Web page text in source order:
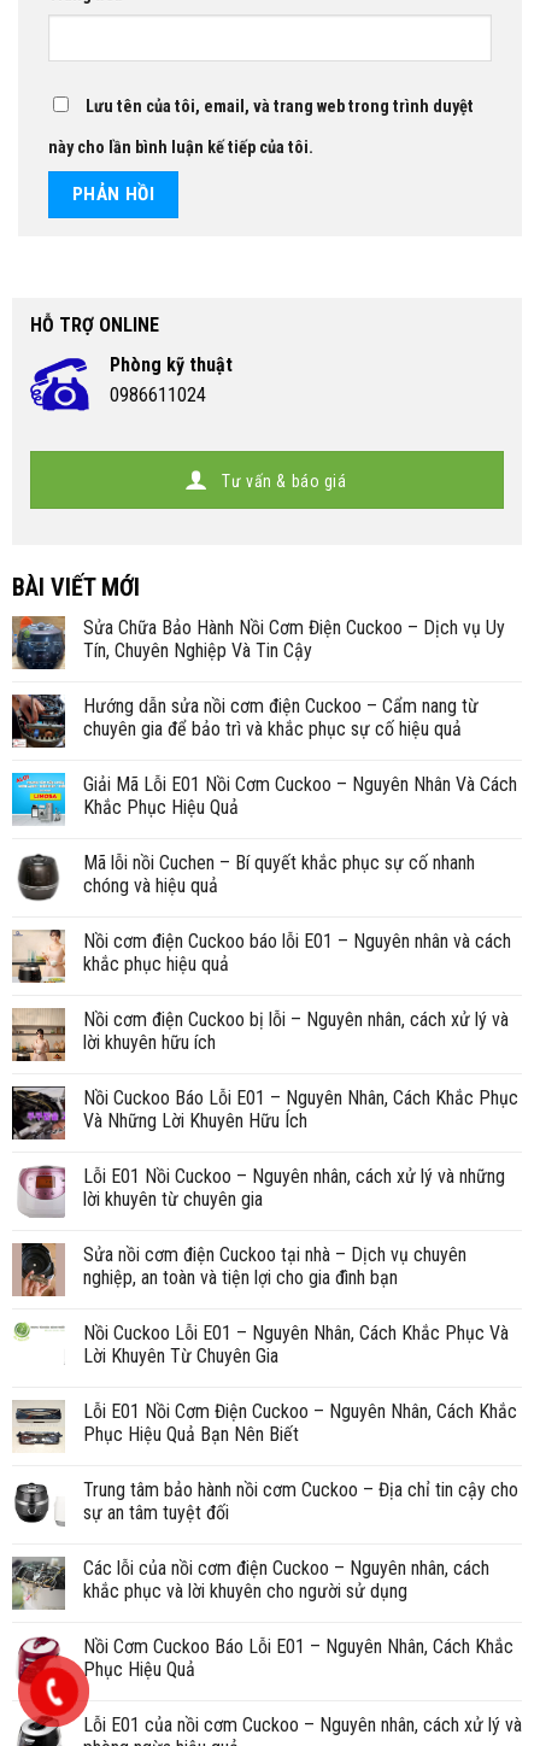
Lưu tên của tôi, email, và trang web trong trình duyệt
này cho lần bình luận kế tiếp của tôi.
HỖ TRỢ ONLINE
Phòng kỹ thuật
0986611024
Tư vấn & báo giá
BÀI VIẾT MỚI
Sửa Chữa Bảo Hành Nồi Cơm Điện Cuckoo – Dịch vụ Uy
Tín, Chuyên Nghiệp Và Tin Cậy
Hướng dẫn sửa nồi cơm điện Cuckoo – Cẩm nang từ
chuyên gia để bảo trì và khắc phục sự cố hiệu quả
Giải Mã Lỗi E01 Nồi Cơm Cuckoo – Nguyên Nhân Và Cách
Khắc Phục Hiệu Quả
Mã lỗi nồi Cuchen – Bí quyết khắc phục sự cố nhanh
chóng và hiệu quả
Nồi cơm điện Cuckoo báo lỗi E01 – Nguyên nhân và cách
khắc phục hiệu quả
Nồi cơm điện Cuckoo bị lỗi – Nguyên nhân, cách xử lý và
lời khuyên hữu ích
Nồi Cuckoo Báo Lỗi E01 – Nguyên Nhân, Cách Khắc Phục
Và Những Lời Khuyên Hữu Ích
Lỗi E01 Nồi Cuckoo – Nguyên nhân, cách xử lý và những
lời khuyên từ chuyên gia
Sửa nồi cơm điện Cuckoo tại nhà – Dịch vụ chuyên
nghiệp, an toàn và tiện lợi cho gia đình bạn
Nồi Cuckoo Lỗi E01 – Nguyên Nhân, Cách Khắc Phục Và
Lời Khuyên Từ Chuyên Gia
Lỗi E01 Nồi Cơm Điện Cuckoo – Nguyên Nhân, Cách Khắc
Phục Hiệu Quả Bạn Nên Biết
Trung tâm bảo hành nồi cơm Cuckoo – Địa chỉ tin cậy cho
sự an tâm tuyệt đối
Các lỗi của nồi cơm điện Cuckoo – Nguyên nhân, cách
khắc phục và lời khuyên cho người sử dụng
Nồi Cơm Cuckoo Báo Lỗi E01 – Nguyên Nhân, Cách Khắc
Phục Hiệu Quả
Lỗi E01 của nồi cơm Cuckoo – Nguyên nhân, cách xử lý và